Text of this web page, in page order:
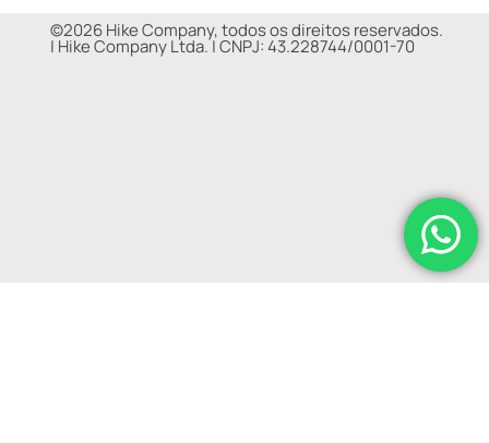
©2026 Hike Company, todos os direitos reservados.
| Hike Company Ltda. |CNPJ: 43.228744/0001-70